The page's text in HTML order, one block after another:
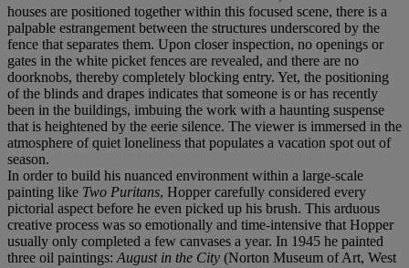
houses are positioned together within this focused scene, there is a
palpable estrangement between the structures underscored by the
fence that separates them. Upon closer inspection, no openings or
gates in the white picket fences are revealed, and there are no
doorknobs, thereby completely blocking entry. Yet, the positioning
of the blinds and drapes indicates that someone is or has recently
been in the buildings, imbuing the work with a haunting suspense
that is heightened by the eerie silence. The viewer is immersed in the
atmosphere of quiet loneliness that populates a vacation spot out of
season.
In order to build his nuanced environment within a large-scale
painting like Two Puritans, Hopper carefully considered every
pictorial aspect before he even picked up his brush. This arduous
creative process was so emotionally and time-intensive that Hopper
usually only completed a few canvases a year. In 1945 he painted
three oil paintings: August in the City (Norton Museum of Art, West